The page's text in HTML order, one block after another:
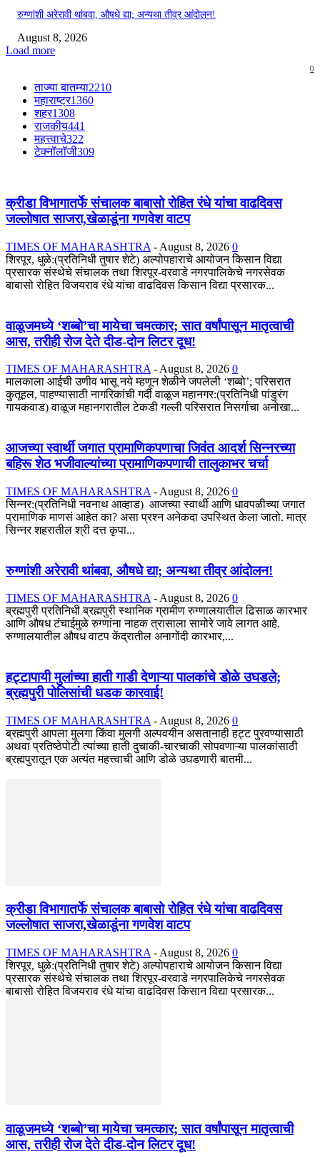
रुग्णांशी अरेरावी थांबवा, औषधे द्या; अन्यथा तीव्र आंदोलन!
August 8, 2026
Load more
0
ताज्या बातम्या2210
महाराष्ट्र1360
शहर1308
राजकीय441
महत्त्वाचे322
टेक्नॉलॉजी309
क्रीडा विभागातर्फे संचालक बाबासो रोहित रंधे यांचा वाढदिवस
जल्लोषात साजरा,खेळाडूंना गणवेश वाटप
TIMES OF MAHARASHTRA - August 8, 2026 0
शिरपूर, धुळे:(प्रतिनिधी तुषार शेटे) अल्पोपहाराचे आयोजन किसान विद्या
प्रसारक संस्थेचे संचालक तथा शिरपूर-वरवाडे नगरपालिकेचे नगरसेवक
बाबासो रोहित विजयराव रंधे यांचा वाढदिवस किसान विद्या प्रसारक...
वाळूजमध्ये ‘शब्बो’चा मायेचा चमत्कार; सात वर्षांपासून मातृत्वाची
आस, तरीही रोज देते दीड-दोन लिटर दूध!
TIMES OF MAHARASHTRA -August 8, 2026 0
मालकाला आईची उणीव भासू नये म्हणून शेळीने जपलेली ‘शब्बो’; परिसरात
कुतूहल, पाहण्यासाठी नागरिकांची गर्दी वाळूज महानगर:(प्रतिनिधी पांडुरंग
गायकवाड) वाळूज महानगरातील टेकडी गल्ली परिसरात निसर्गाचा अनोखा...
आजच्या स्वार्थी जगात प्रामाणिकपणाचा जिवंत आदर्श सिन्नरच्या
बहिरू शेठ भजीवाल्यांच्या प्रामाणिकपणाची तालुकाभर चर्चा
TIMES OF MAHARASHTRA - August 8, 2026 0
सिन्नर:(प्रतिनिधी नवनाथ आव्हाड) आजच्या स्वार्थी आणि धावपळीच्या जगात
प्रामाणिक माणसं आहेत का? असा प्रश्न अनेकदा उपस्थित केला जातो. मात्र
सिन्नर शहरातील श्री दत्त कृपा...
रुग्णांशी अरेरावी थांबवा, औषधे द्या; अन्यथा तीव्र आंदोलन!
TIMES OF MAHARASHTRA - August 8, 2026 0
ब्रह्मपुरी प्रतिनिधी ब्रह्मपुरी स्थानिक ग्रामीण रुग्णालयातील ढिसाळ कारभार
आणि औषध टंचाईमुळे रुग्णांना नाहक त्रासाला सामोरे जावे लागत आहे.
रुग्णालयातील औषध वाटप केंद्रातील अनागोंदी कारभार,...
हट्टापायी मुलांच्या हाती गाडी देणाऱ्या पालकांचे डोळे उघडले;
ब्रह्मपुरी पोलिसांची धडक कारवाई!
TIMES OF MAHARASHTRA - August 8, 2026 0
ब्रह्मपुरी आपला मुलगा किंवा मुलगी अल्पवयीन असतानाही हट्ट पुरवण्यासाठी
अथवा प्रतिष्ठेपोटी त्यांच्या हाती दुचाकी-चारचाकी सोपवणाऱ्या पालकांसाठी
ब्रह्मपुरातून एक अत्यंत महत्त्वाची आणि डोळे उघडणारी बातमी...
क्रीडा विभागातर्फे संचालक बाबासो रोहित रंधे यांचा वाढदिवस
जल्लोषात साजरा,खेळाडूंना गणवेश वाटप
TIMES OF MAHARASHTRA - August 8, 2026 0
शिरपूर, धुळे:(प्रतिनिधी तुषार शेटे) अल्पोपहाराचे आयोजन किसान विद्या
प्रसारक संस्थेचे संचालक तथा शिरपूर-वरवाडे नगरपालिकेचे नगरसेवक
बाबासो रोहित विजयराव रंधे यांचा वाढदिवस किसान विद्या प्रसारक...
वाळूजमध्ये ‘शब्बो’चा मायेचा चमत्कार; सात वर्षांपासून मातृत्वाची
आस, तरीही रोज देते दीड-दोन लिटर दूध!